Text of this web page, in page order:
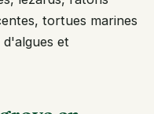
tortues marines
et